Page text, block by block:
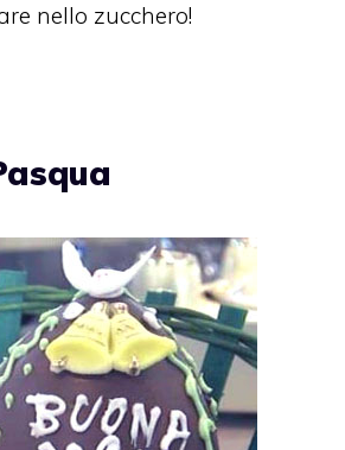
nello zucchero!